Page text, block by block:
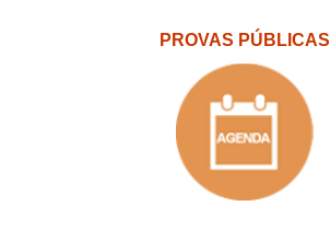
PROVAS PÚBLICAS